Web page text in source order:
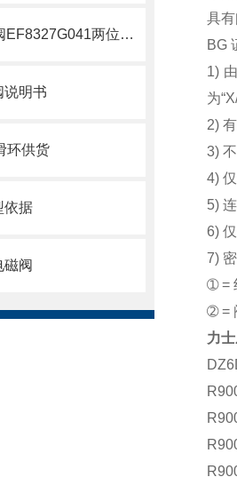
美国阿斯卡电磁阀EF8327G041两位四通技术
说明书
环供货
依据
磁阀
具
BG
1)
为
2)
3)
4)
5)
6)
7)
➀ =
➁ =
力